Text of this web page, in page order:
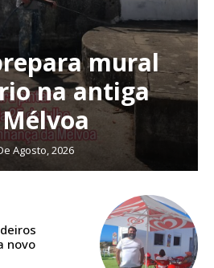
meses
entregue à Quinta-feira em sua
online
Escolha o plano
mural
na antiga
Agosto, 2026
novo